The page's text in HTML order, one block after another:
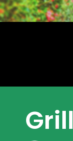
Skip
to